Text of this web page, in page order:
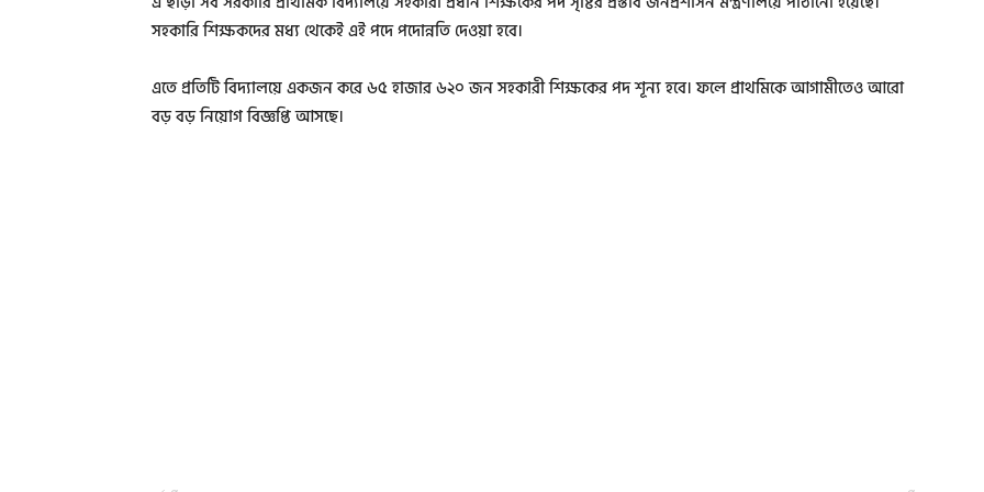
সহকারি শিক্ষকদের মধ্য থেকেই এই পদে পদোন্নতি দেওয়া হবে।
এতে প্রতিটি বিদ্যালয়ে একজন করে ৬৫ হাজার ৬২০ জন সহকারী শিক্ষকের পদ শূন্য হবে। ফলে প্রাথমিকে আগামীতেও আরো
বড় বড় নিয়োগ বিজ্ঞপ্তি আসছে।